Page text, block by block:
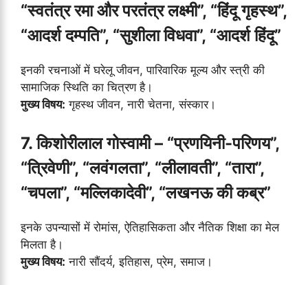
“स्वतंत्र रमा और परतंत्र लक्ष्मी”, “हिंदू गृहस्थ”,
“आदर्श दम्पति”, “सुशीला विधवा”, “आदर्श हिंदू”
इनकी रचनाओं में घरेलू जीवन, पारिवारिक मूल्य और स्त्री की
सामाजिक स्थिति का चित्रण है।
मुख्य विषय: गृहस्थ जीवन, नारी चेतना, संस्कार।
7. किशोरीलाल गोस्वामी – “प्रणयिनी-परिणय”,
“त्रिवेणी”, “लवंगलता”, “लीलावती”, “तारा”,
“चपला”, “मल्लिकादेवी”, “लखनऊ की कब्र”
इनके उपन्यासों में रोमांस, ऐतिहासिकता और नैतिक शिक्षा का मेल
मिलता है।
मुख्य विषय: नारी सौंदर्य, इतिहास, प्रेम, समाज।